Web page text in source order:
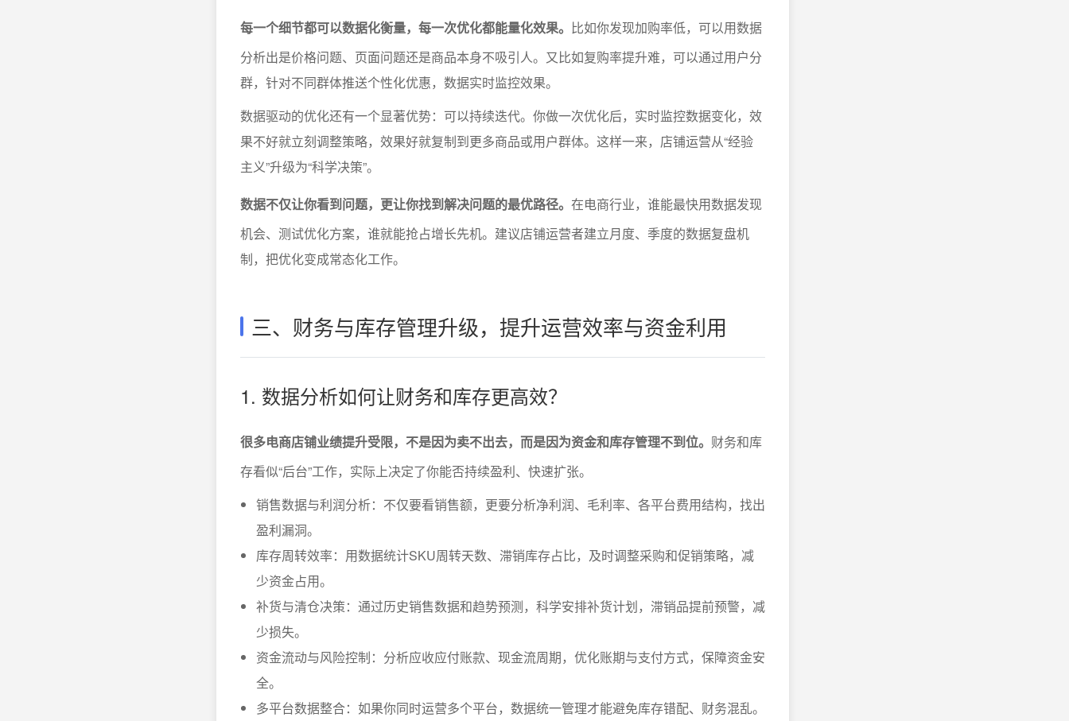
每一个细节都可以数据化衡量，每一次优化都能量化效果。 比如你发现加购率低，可以用数据
分析出是价格问题、页面问题还是商品本身不吸引人。又比如复购率提升难，可以通过用户分
群，针对不同群体推送个性化优惠，数据实时监控效果。
数据驱动的优化还有一个显著优势：可以持续迭代。你做一次优化后，实时监控数据变化，效
果不好就立刻调整策略，效果好就复制到更多商品或用户群体。这样一来，店铺运营从“经验
主义”升级为“科学决策”。
数据不仅让你看到问题，更让你找到解决问题的最优路径。 在电商行业，谁能最快用数据发现
机会、测试优化方案，谁就能抢占增长先机。建议店铺运营者建立月度、季度的数据复盘机
制，把优化变成常态化工作。
三、财务与库存管理升级，提升运营效率与资金利用
1. 数据分析如何让财务和库存更高效？
很多电商店铺业绩提升受限，不是因为卖不出去，而是因为资金和库存管理不到位。 财务和库
存看似“后台”工作，实际上决定了你能否持续盈利、快速扩张。
销售数据与利润分析：不仅要看销售额，更要分析净利润、毛利率、各平台费用结构，找出
盈利漏洞。
库存周转效率：用数据统计SKU周转天数、滞销库存占比，及时调整采购和促销策略，减
少资金占用。
补货与清仓决策：通过历史销售数据和趋势预测，科学安排补货计划，滞销品提前预警，减
少损失。
资金流动与风险控制：分析应收应付账款、现金流周期，优化账期与支付方式，保障资金安
全。
多平台数据整合：如果你同时运营多个平台，数据统一管理才能避免库存错配、财务混乱。